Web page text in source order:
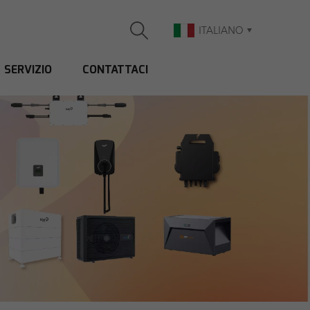
ITALIANO
SERVIZIO CONTATTACI